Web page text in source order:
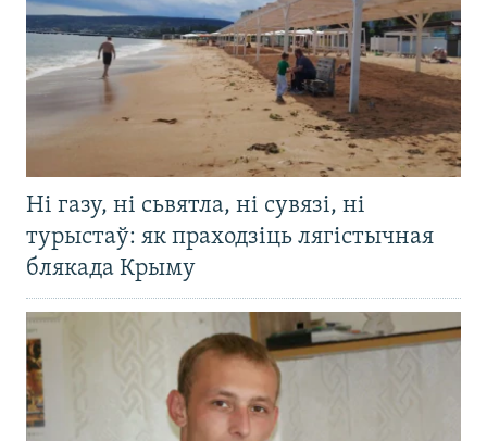
Ні газу, ні сьвятла, ні сувязі, ні
турыстаў: як праходзіць лягістычная
блякада Крыму